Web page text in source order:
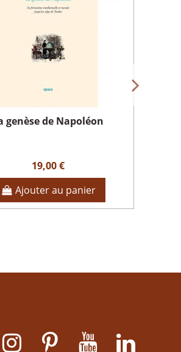
genèse de Napoléon
19,00 €
Ajouter au panier